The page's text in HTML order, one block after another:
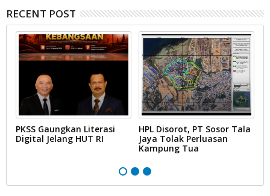
RECENT POST
PKSS Gaungkan Literasi
Digital Jelang HUT RI
HPL Disorot, PT Sosor Tala
Jaya Tolak Perluasan
Kampung Tua